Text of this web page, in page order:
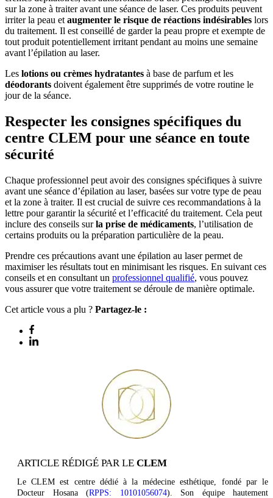
sur la zone à traiter avant une séance de laser. Ces produits peuvent
irriter la peau et augmenter le risque de réactions indésirables lors
du traitement. Il est conseillé de garder la peau propre et exempte de
tout produit potentiellement irritant pendant au moins une semaine
avant l’épilation au laser.
Les lotions ou crèmes hydratantes à base de parfum et les
déodorants doivent également être supprimés de votre routine le
jour de la séance.
Respecter les consignes spécifiques du
centre CLEM pour une séance en toute
sécurité
Chaque professionnel peut avoir des consignes spécifiques à suivre
avant une séance d’épilation au laser, basées sur votre type de peau
et la zone à traiter. Il est crucial de suivre ces recommandations à la
lettre pour garantir la sécurité et l’efficacité du traitement. Cela peut
inclure des conseils surla prise de médicaments, l’utilisation de
certains produits ou la préparation particulière de la peau.
Prendre ces précautions avant une épilation au laser permet de
maximiser les résultats tout en minimisant les risques. En suivant ces
conseils et en consultant un professionnel qualifié, vous pouvez
vous assurer que votre traitement se déroule de manière optimale.
Cet article vous a plu ? Partagez-le :
ARTICLE RÉDIGÉ PAR LE CLEM
Le CLEM est centre dédié à la médecine esthétique, fondé par le
Docteur Hosana (RPPS: 10101056074). Son équipe hautement